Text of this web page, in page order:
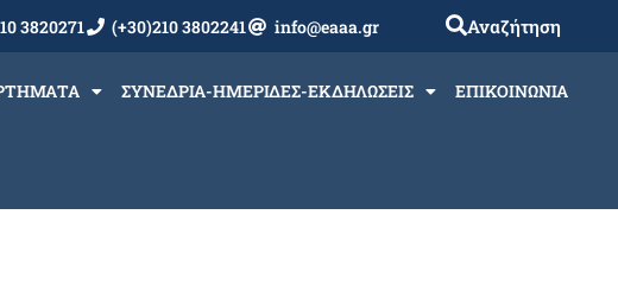
3820271 (+30)210 3802241 info@eaaa.gr Αναζήτηση
ΣΥΝΕΔΡΙΑ-ΗΜΕΡΙΔΕΣ-ΕΚΔΗΛΩΣΕΙΣ ΕΠΙΚΟΙΝΩΝΙΑ